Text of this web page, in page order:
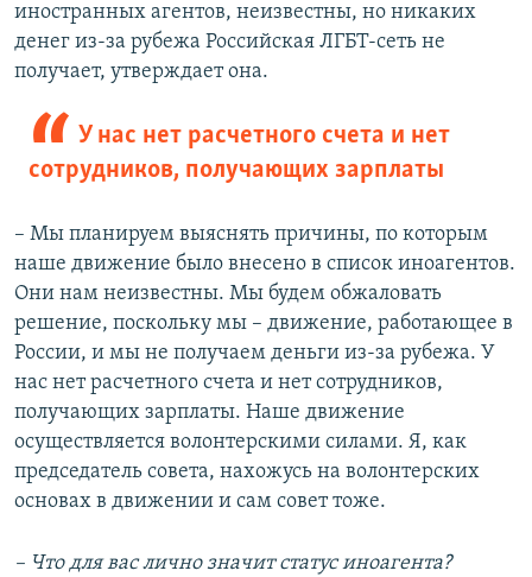
иностранных агентов, неизвестны, но никаких
денег из-за рубежа Российская ЛГБТ-сеть не
получает, утверждает она.
У нас нет расчетного счета и нет
сотрудников, получающих зарплаты
– Мы планируем выяснять причины, по которым
наше движение было внесено в список иноагентов.
Они нам неизвестны. Мы будем обжаловать
решение, поскольку мы – движение, работающее в
России, и мы не получаем деньги из-за рубежа. У
нас нет расчетного счета и нет сотрудников,
получающих зарплаты. Наше движение
осуществляется волонтерскими силами. Я, как
председатель совета, нахожусь на волонтерских
основах в движении и сам совет тоже.
– Что для вас лично значит статус иноагента?